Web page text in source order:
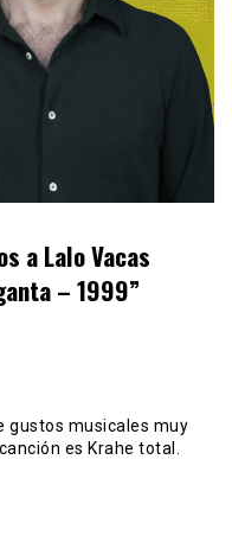
a Lalo Vacas
– 1999”
gustos musicales muy
es Krahe total.